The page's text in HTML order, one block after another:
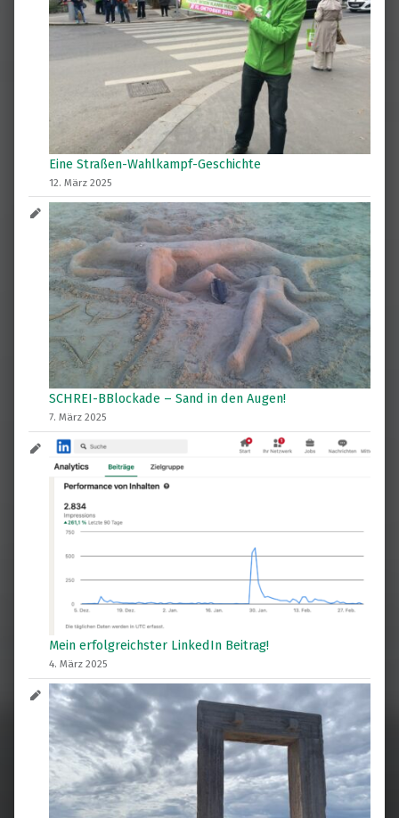
Eine Straßen-Wahlkampf-Geschichte
12. März 2025
SCHREI-BBlockade – Sand in den Augen!
7. März 2025
Mein erfolgreichster LinkedIn Beitrag!
4. März 2025